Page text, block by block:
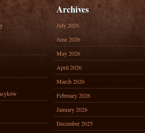
Archives
July 2026
June 2026
May 2026
April 2026
March 2026
February 2026
January 2026
December 2025